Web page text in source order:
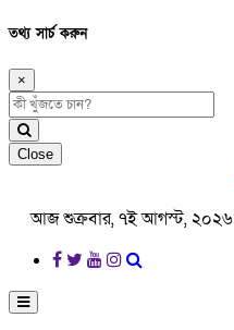
তথ্য সার্চ করুন
×
Close
আজ শুক্রবার, ৭ই আগস্ট, ২০২৬